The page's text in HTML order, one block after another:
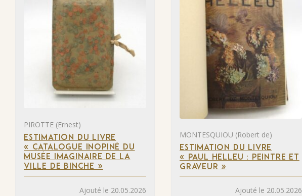
PIROTTE (Ernest)
ESTIMATION DU LIVRE
« CATALOGUE INOPINÉ DU
MUSÉE IMAGINAIRE DE LA
VILLE DE BINCHE »
Ajouté le 20.05.2026
MONTESQUIOU (Robert de)
ESTIMATION DU LIVRE
« PAUL HELLEU : PEINTRE ET
GRAVEUR »
Ajouté le 20.05.2026